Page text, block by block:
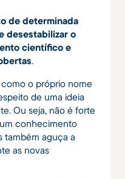
de determinada
desestabilizar o
científico e
.
o próprio nome
de uma ideia
Ou seja, não é forte
conhecimento
também aguça a
as novas